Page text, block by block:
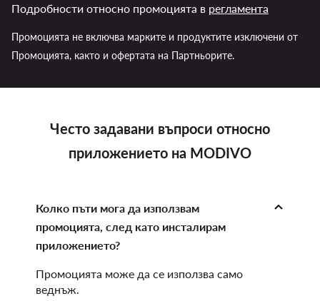
Често задавани въпроси относно
приложението на MODIVO
Колко пъти мога да използвам
промоцията, след като инсталирам
приложението?
Промоцията може да се използва само
веднъж.
Подробности относно промоцията в регламента
Промоцията не включва марките и продуктите изключени от
Промоцията, както и офертата на Партньорите.